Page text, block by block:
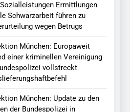
Ermittlungen
Schwarzarbeit führen zu
wegen Betrugs
München: Europaweit
einer kriminellen Vereinigung
vollstreckt
München: Update zu den
der Bundespolizei in